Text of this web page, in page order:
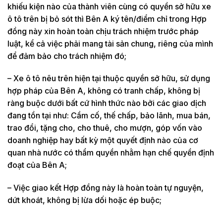
khiếu kiện nào của thành viên cùng có quyền sở hữu xe
ô tô trên bị bỏ sót thì Bên A ký tên/điểm chỉ trong Hợp
đồng này xin hoàn toàn chịu trách nhiệm trước pháp
luật, kể cả việc phải mang tài sản chung, riêng của mình
để đảm bảo cho trách nhiệm đó;
– Xe ô tô nêu trên hiện tại thuộc quyền sở hữu, sử dụng
hợp pháp của Bên A, không có tranh chấp, không bị
ràng buộc d­ưới bất cứ hình thức nào bởi các giao dịch
đang tồn tại như: Cầm cố, thế chấp, bảo lãnh, mua bán,
trao đổi, tặng cho, cho thuê, cho mượn, góp vốn vào
doanh nghiệp hay bất kỳ một quyết định nào của cơ
quan nhà n­ước có thẩm quyền nhằm hạn chế quyền định
đoạt của Bên A;
– Việc giao kết Hợp đồng này là hoàn toàn tự nguyện,
dứt khoát, không bị lừa dối hoặc ép buộc;